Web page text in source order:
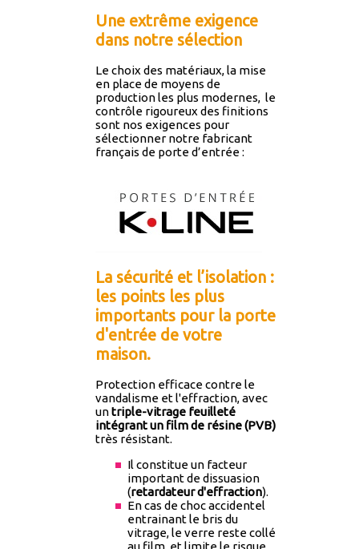
Une extrême exigence
dans notre sélection
Le choix des matériaux, la mise
en place de moyens de
production les plus modernes, le
contrôle rigoureux des finitions
sont nos exigences pour
sélectionner notre fabricant
français de porte d’entrée :
La sécurité et l’isolation :
les points les plus
importants pour la porte
d'entrée de votre
maison.
Protection efficace contre le
vandalisme et l'effraction, avec
untriple-vitrage feuilleté
intégrant un film de résine (PVB)
très résistant.
Il constitue un facteur
important de dissuasion
(retardateur d'effraction).
En cas de choc accidentel
entrainant le bris du
vitrage, le verre reste collé
au film, et limite le risque